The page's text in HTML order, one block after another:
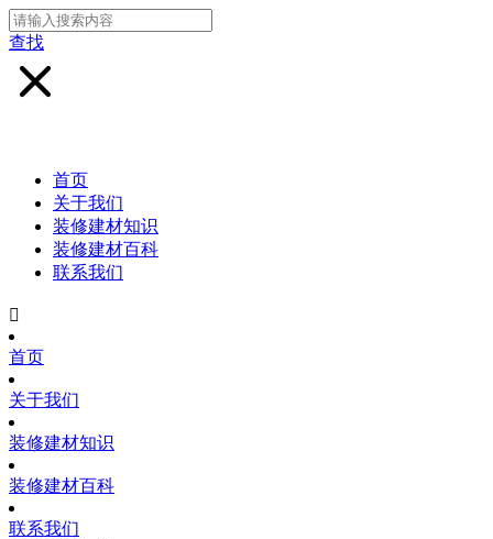
查找
首页
关于我们
装修建材知识
装修建材百科
联系我们

首页
关于我们
装修建材知识
装修建材百科
联系我们